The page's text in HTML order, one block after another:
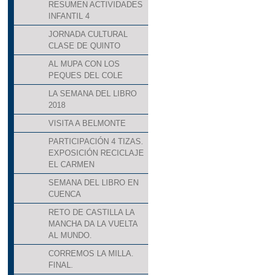
RESUMEN ACTIVIDADES
INFANTIL 4
JORNADA CULTURAL
CLASE DE QUINTO
AL MUPA CON LOS
PEQUES DEL COLE
LA SEMANA DEL LIBRO
2018
VISITA A BELMONTE
PARTICIPACIÓN 4 TIZAS.
EXPOSICIÓN RECICLAJE
EL CARMEN
SEMANA DEL LIBRO EN
CUENCA
RETO DE CASTILLA LA
MANCHA DA LA VUELTA
AL MUNDO.
CORREMOS LA MILLA.
FINAL.